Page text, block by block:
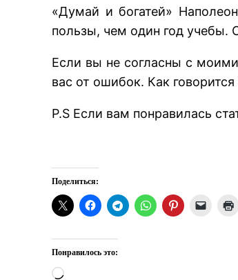
«Думай и богатей»
пользы, чем один год учебы.
Если вы не согласны с
вас от ошибок. Как
P.S Если вам понравилась
Поделиться:
Понравилось это:
Загрузка…